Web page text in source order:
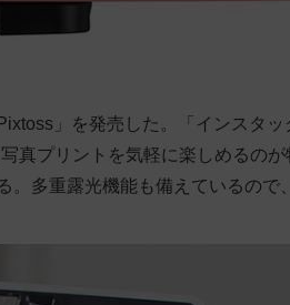
」を発売した。「インスタ
真プリントを気軽に楽しめるの
。多重露光機能も備えているので